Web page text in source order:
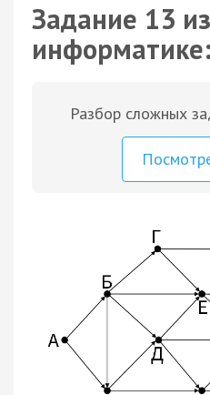
Задание 13
Разбор сложных